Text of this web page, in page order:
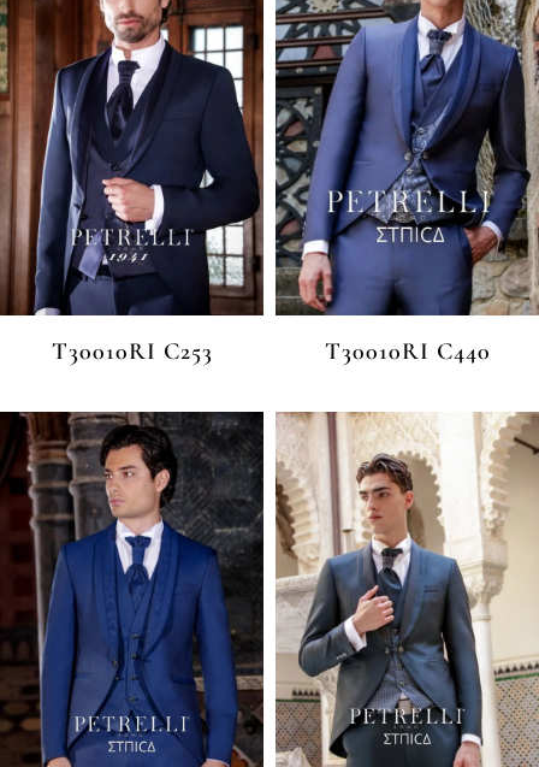
T30010RI C253 T30010RI C440